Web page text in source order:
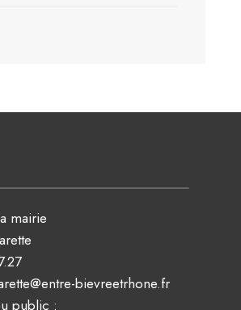
mairie
bievreetrhone.fr
public :